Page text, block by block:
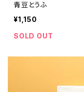
青豆とうふ
¥1,150
SOLD OUT